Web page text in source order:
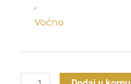
,
Voćno
Chardonnay